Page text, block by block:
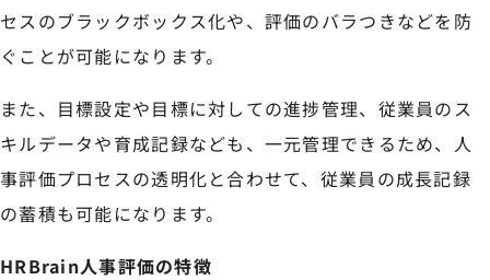
セスのブラックボックス化や、評価のバラつきなどを防
ぐことが可能になります。
また、目標設定や目標に対しての進捗管理、従業員のス
キルデータや育成記録なども、一元管理できるため、人
事評価プロセスの透明化と合わせて、従業員の成長記録
の蓄積も可能になります。
HRBrain人事評価の特徴